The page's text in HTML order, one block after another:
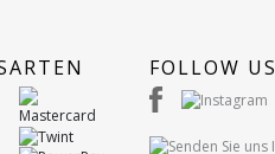
FOLLOW US